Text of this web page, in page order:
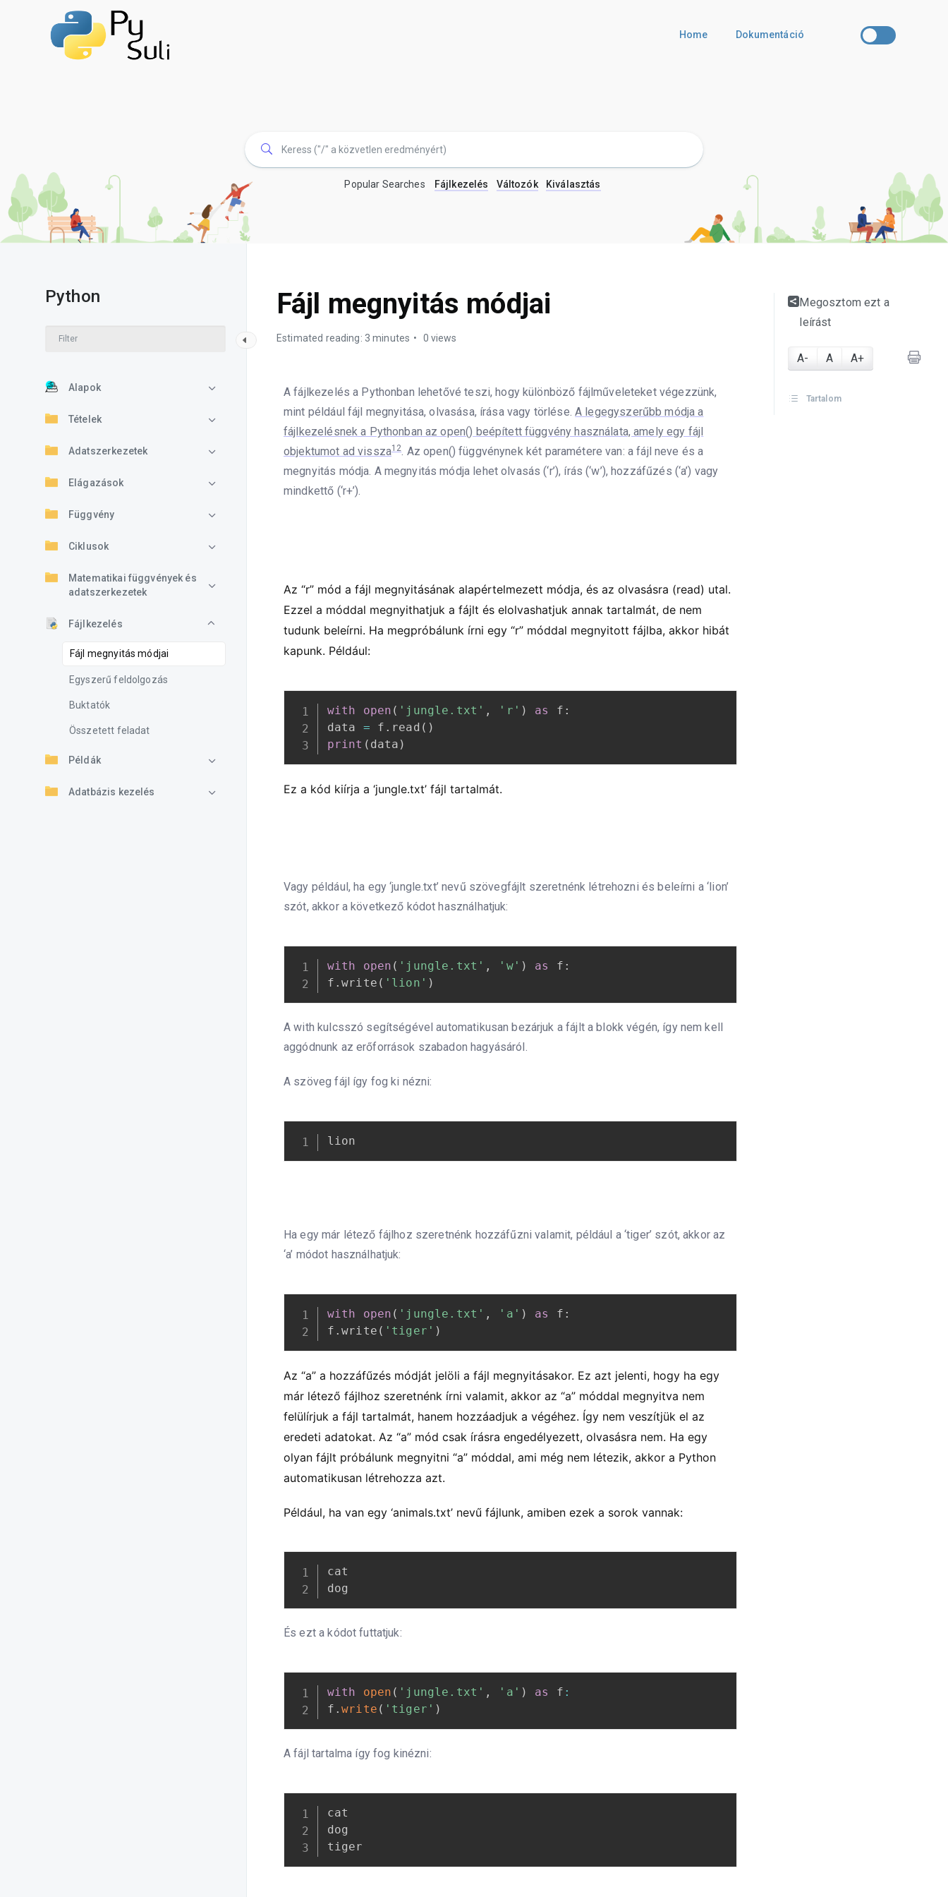
Home Dokumentáció
Popular Searches Fájlkezelés Változók Kiválasztás
Python
Alapok
Tételek
Adatszerkezetek
Elágazások
Függvény
Ciklusok
Matematikai függvények és
adatszerkezetek
Fájlkezelés
Fájl megnyitás módjai
Egyszerű feldolgozás
Buktatók
Összetett feladat
Példák
Adatbázis kezelés
Fájl megnyitás módjai
Estimated reading: 3 minutes 0 views
A fájlkezelés a Pythonban lehetővé teszi, hogy különböző fájlműveleteket végezzünk,
mint például fájl megnyitása, olvasása, írása vagy törlése. A legegyszerűbb módja a
fájlkezelésnek a Pythonban az open() beépített függvény használata, amely egy fájl
objektumot ad vissza1 2. Az open() függvénynek két paramétere van: a fájl neve és a
megnyitás módja. A megnyitás módja lehet olvasás (‘r’), írás (‘w’), hozzáfűzés (‘a’) vagy
mindkettő (‘r+’).
Az “r” mód a fájl megnyitásának alapértelmezett módja, és az olvasásra (read) utal.
Ezzel a móddal megnyithatjuk a fájlt és elolvashatjuk annak tartalmát, de nem
tudunk beleírni. Ha megpróbálunk írni egy “r” móddal megnyitott fájlba, akkor hibát
kapunk. Például:
with open ( 'jungle.txt' , 'r' ) as f :
data = f . read ( )
print ( data )
Ez a kód kiírja a ‘jungle.txt’ fájl tartalmát.
Vagy például, ha egy ‘jungle.txt’ nevű szövegfájlt szeretnénk létrehozni és beleírni a ‘lion’
szót, akkor a következő kódot használhatjuk:
with open ( 'jungle.txt' , 'w' ) as f :
f .write ( 'lion' )
A with kulcsszó segítségével automatikusan bezárjuk a fájlt a blokk végén, így nem kell
aggódnunk az erőforrások szabadon hagyásáról.
A szöveg fájl így fog ki nézni:
lion
Ha egy már létező fájlhoz szeretnénk hozzáfűzni valamit, például a ‘tiger’ szót, akkor az
‘a’ módot használhatjuk:
with open ( 'jungle.txt' , 'a' ) as f :
f .write ( 'tiger' )
Az “a” a hozzáfűzés módját jelöli a fájl megnyitásakor. Ez azt jelenti, hogy ha egy
már létező fájlhoz szeretnénk írni valamit, akkor az “a” móddal megnyitva nem
felülírjuk a fájl tartalmát, hanem hozzáadjuk a végéhez. Így nem veszítjük el az
eredeti adatokat. Az “a” mód csak írásra engedélyezett, olvasásra nem. Ha egy
olyan fájlt próbálunk megnyitni “a” móddal, ami még nem létezik, akkor a Python
automatikusan létrehozza azt.
Például, ha van egy ‘animals.txt’ nevű fájlunk, amiben ezek a sorok vannak:
cat
dog
És ezt a kódot futtatjuk:
with open ( 'jungle.txt' , 'a' ) as f :
f .write ( 'tiger' )
A fájl tartalma így fog kinézni:
cat
dog
tiger
Megosztom ezt a
leírást
A- A A+
Tartalom